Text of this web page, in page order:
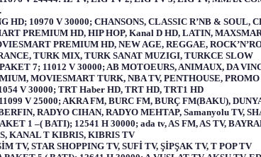
HD; 10970 V 30000; CHANSONS, CLASSIC R’NB &
PREMIUM HD, HIP HOP, Kanal D HD, LATIN,
PREMIUM HD, NEW AGE, REGGAE,
TURK MIX, TURK SANAT MUZIGI, TURKCE SLOW
7; 11012 V 30000; AB MOTOEURS, ANIMAUX, DA
MOVIESMART TURK, NBA TV, PENTHOUSE,
V 30000; TRT Haber HD, TRT HD, TRT1 HD
V 25000; AKRA FM, BURC FM, BURÇ FM(BAKU),
RADYO CIHAN, RADYO MEHTAP, Samanyolu TV,
1 –( BATI); 12541 H 30000; ada tv, AS FM, AS TV,
KANAL T KIBRIS, KIBRIS TV
TV, STAR SHOPPING TV, SUFİ TV, ŞİPŞAK TV, T POP TV